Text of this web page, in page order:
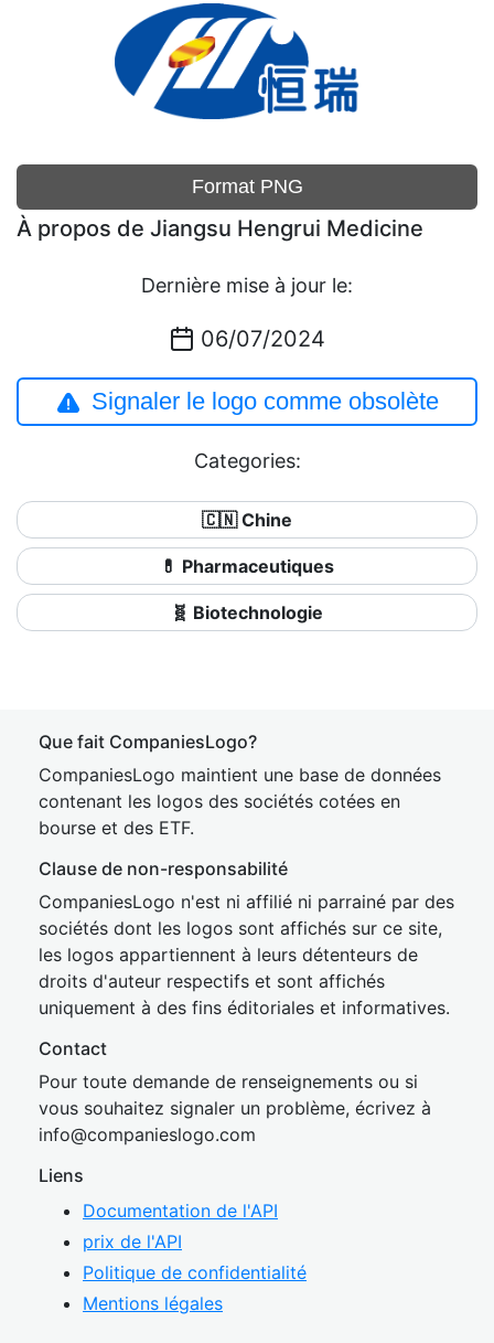
Format PNG
À propos de Jiangsu Hengrui Medicine
Dernière mise à jour le:
06/07/2024
Signaler le logo comme obsolète
Categories:
🇨🇳 Chine
💊 Pharmaceutiques
🧬 Biotechnologie
Que fait CompaniesLogo?
CompaniesLogo maintient une base de données
contenant les logos des sociétés cotées en
bourse et des ETF.
Clause de non-responsabilité
CompaniesLogo n'est ni affilié ni parrainé par des
sociétés dont les logos sont affichés sur ce site,
les logos appartiennent à leurs détenteurs de
droits d'auteur respectifs et sont affichés
uniquement à des fins éditoriales et informatives.
Contact
Pour toute demande de renseignements ou si
vous souhaitez signaler un problème, écrivez à
info@companieslogo.com
Liens
Documentation de l'API
prix de l'API
Politique de confidentialité
Mentions légales